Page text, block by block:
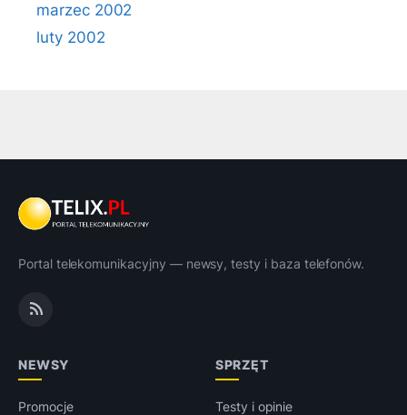
marzec 2002
luty 2002
Portal telekomunikacyjny — newsy, testy i baza telefonów.
NEWSY
Promocje
SPRZĘT
Testy i opinie